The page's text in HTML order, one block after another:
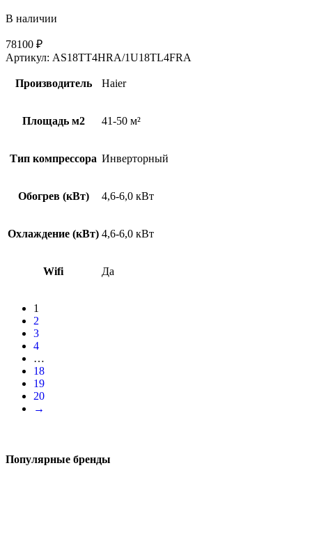
В наличии
78100 ₽
Артикул: AS18TT4HRA/1U18TL4FRA
Производитель Haier
Площадь м2 41-50 м²
Тип компрессора Инверторный
Обогрев (кВт) 4,6-6,0 кВт
Охлаждение (кВт) 4,6-6,0 кВт
Wifi Да
1
2
3
4
…
18
19
20
→
Популярные бренды